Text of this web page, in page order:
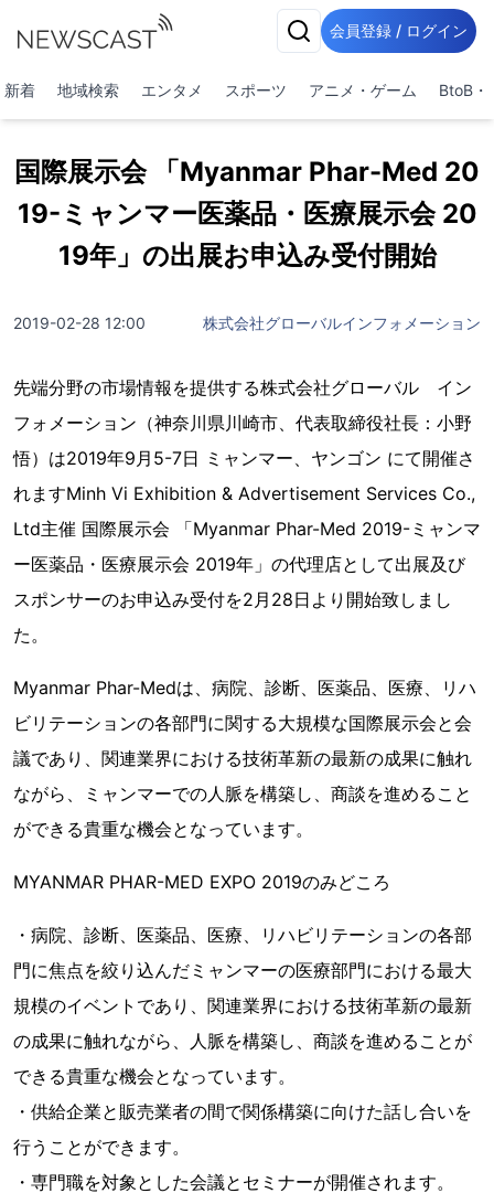
会員登録 / ログイン
新着 地域検索 エンタメ スポーツ アニメ・ゲーム BtoB・
国際展示会 「Myanmar Phar-Med 20
19-ミャンマー医薬品・医療展示会 20
19年」の出展お申込み受付開始
2019-02-28 12:00 株式会社グローバルインフォメーション
先端分野の市場情報を提供する株式会社グローバル イン
フォメーション（神奈川県川崎市、代表取締役社長：小野
悟）は2019年9月5-7日 ミャンマー、ヤンゴン にて開催さ
れますMinh Vi Exhibition & Advertisement Services Co.,
Ltd主催 国際展示会 「Myanmar Phar-Med 2019-ミャンマ
ー医薬品・医療展示会 2019年」の代理店として出展及び
スポンサーのお申込み受付を2月28日より開始致しまし
た。
Myanmar Phar-Medは、病院、診断、医薬品、医療、リハ
ビリテーションの各部門に関する大規模な国際展示会と会
議であり、関連業界における技術革新の最新の成果に触れ
ながら、ミャンマーでの人脈を構築し、商談を進めること
ができる貴重な機会となっています。
MYANMAR PHAR-MED EXPO 2019のみどころ
・病院、診断、医薬品、医療、リハビリテーションの各部
門に焦点を絞り込んだミャンマーの医療部門における最大
規模のイベントであり、関連業界における技術革新の最新
の成果に触れながら、人脈を構築し、商談を進めることが
できる貴重な機会となっています。
・供給企業と販売業者の間で関係構築に向けた話し合いを
行うことができます。
・専門職を対象とした会議とセミナーが開催されます。